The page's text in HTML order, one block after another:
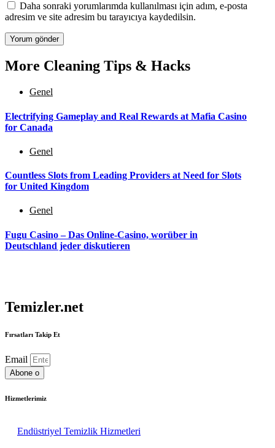
Daha sonraki yorumlarımda kullanılması için adım, e-posta
adresim ve site adresim bu tarayıcıya kaydedilsin.
More Cleaning Tips & Hacks
Genel
Electrifying Gameplay and Real Rewards at Mafia Casino
for Canada
Genel
Countless Slots from Leading Providers at Need for Slots
for United Kingdom
Genel
Fugu Casino – Das Online-Casino, worüber in
Deutschland jeder diskutieren
Temizler.net
Fırsatları Takip Et
Email
Abone o
Hizmetlerimiz
Endüstriyel Temizlik Hizmetleri